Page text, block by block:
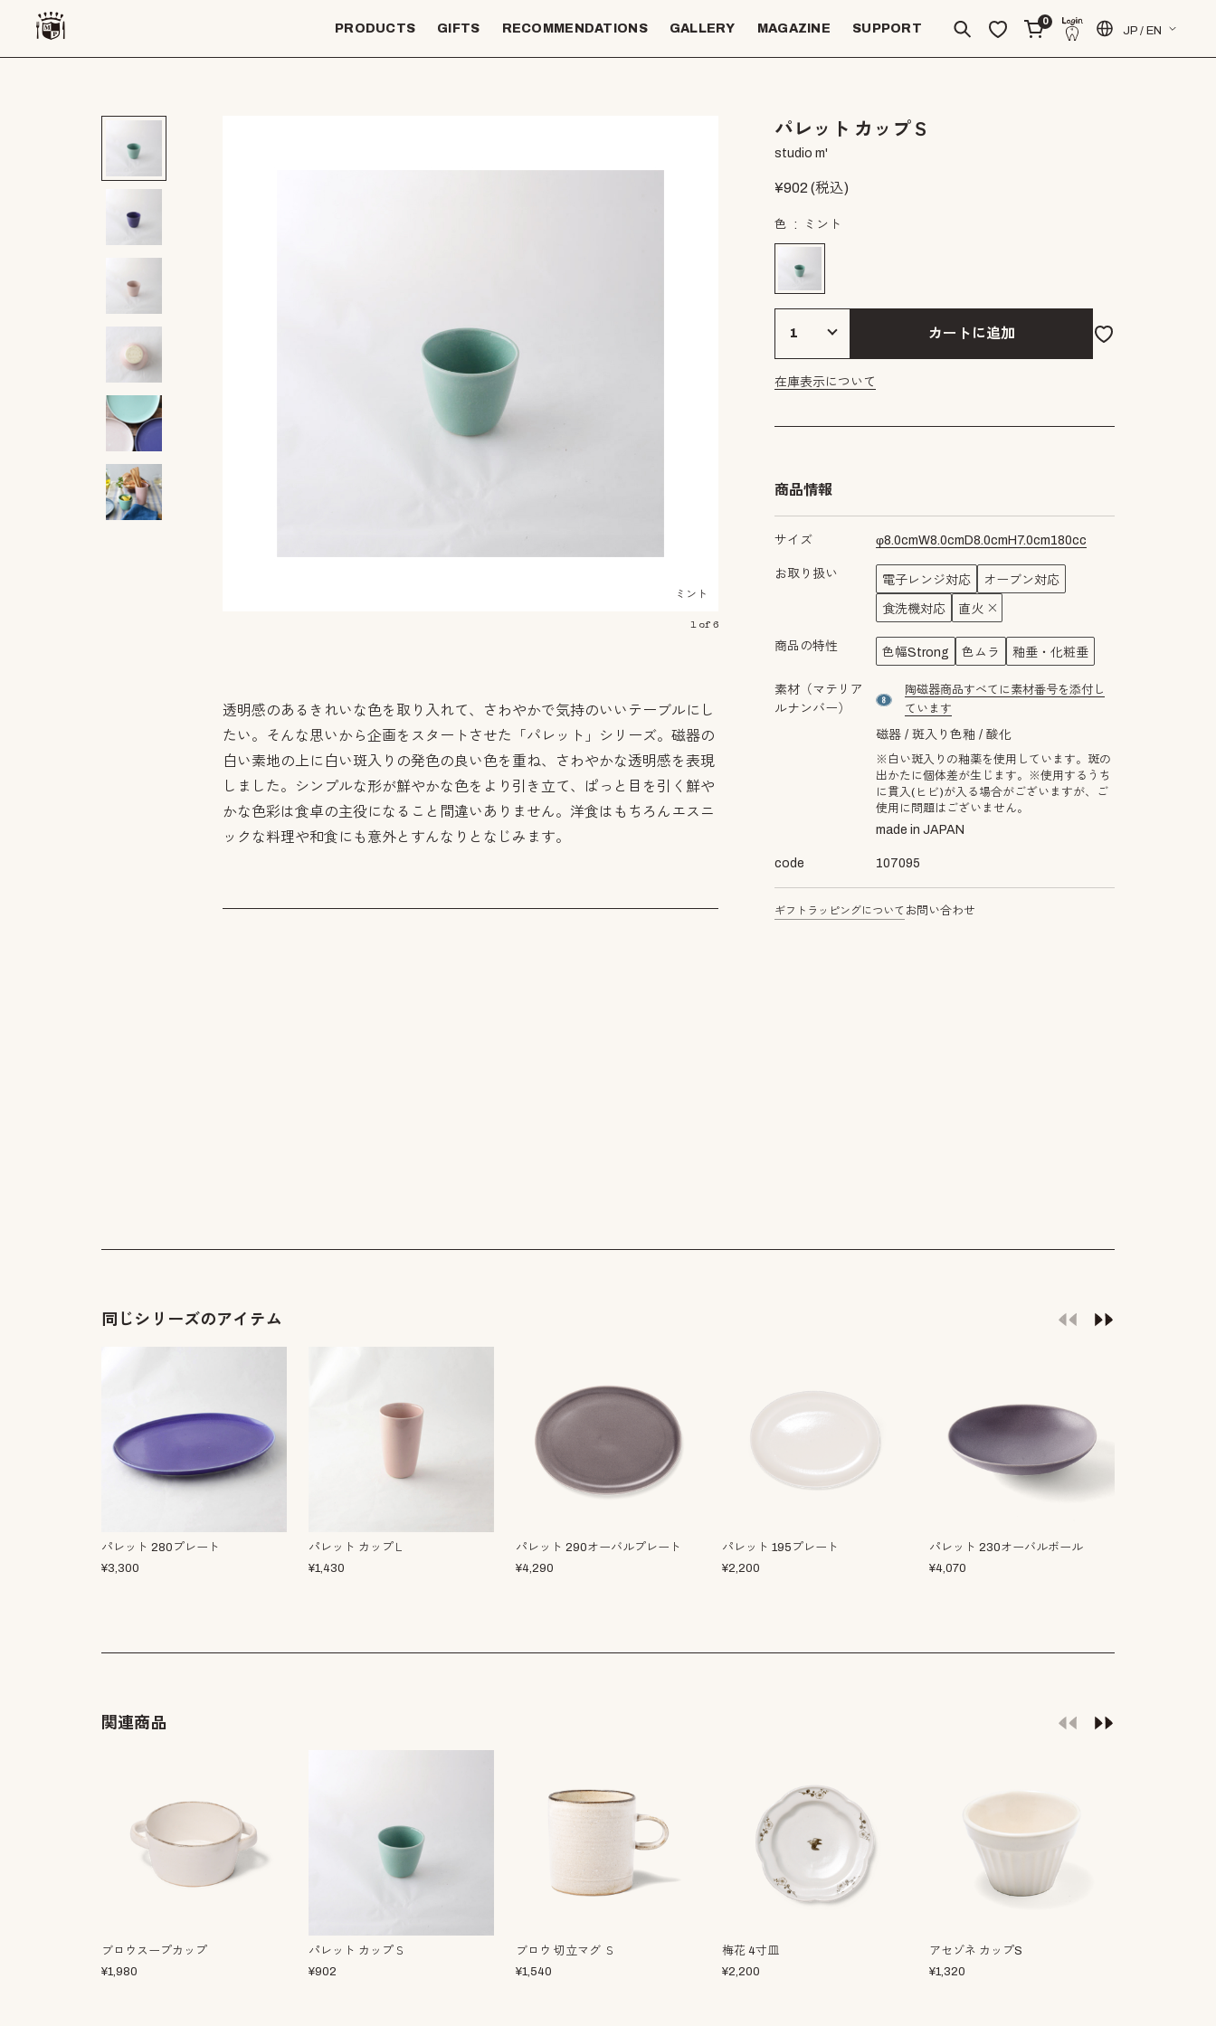
PRODUCTS GIFTS RECOMMENDATIONS GALLERY MAGAZINE SUPPORT
0
JP / EN
ミント
1of 6
パレット カップＳ
studio m'
¥902 (税込)
色 ミント
カートに追加
在庫表示について
商品情報
サイズ φ8.0cmW8.0cm D8.0cm H 7.0cm180cc
お取り扱い 電子レンジ対応 オーブン対応
食洗機対応 直火
商品の特性 色幅Strong 色ムラ 釉垂・化粧垂
素材（マテリア
ルナンバー）
material number8
陶磁器商品すべてに素材番号を添付し
ています
磁器 斑入り色釉 酸化
※白い斑入りの釉薬を使用しています。斑の
出かたに個体差が生じます。※使用するうち
に貫入(ヒビ)が入る場合がございますが、ご
使用に問題はございません。
made in JAPAN
code 107095
ギフトラッピングについて お問い合わせ
透明感のあるきれいな色を取り入れて、さわやかで気持のいいテーブルにし
たい。そんな思いから企画をスタートさせた「パレット」シリーズ。磁器の
白い素地の上に白い斑入りの発色の良い色を重ね、さわやかな透明感を表現
しました。シンプルな形が鮮やかな色をより引き立て、ぱっと目を引く鮮や
かな色彩は食卓の主役になること間違いありません。洋食はもちろんエスニ
ックな料理や和食にも意外とすんなりとなじみます。
同じシリーズのアイテム
パレット 280プレート
¥3,300
パレット カップＬ
¥1,430
パレット 290オーバルプレート
¥4,290
パレット 195プレート
¥2,200
パレット 230オーバルボール
¥4,070
関連商品
ブロウスープカップ
¥1,980
パレット カップＳ
¥902
ブロウ 切立マグ Ｓ
¥1,540
梅花 4寸皿
¥2,200
アセゾネ カップS
¥1,320